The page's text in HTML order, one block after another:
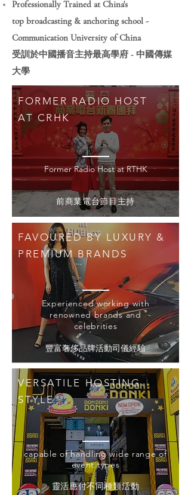
Professionally Trained at China's
top broadcasting & anchoring school -
Communication University of China
受訓於中國播音主持最高學府 - 中國傳媒
大學
FORMER RADIO HOST
AT CRHK
Former Radio Host at RTHK​
前商業電台節目主持
FAVOURED BY LUXURY &
PREMIUM BRANDS
Experienced working with
renowned brands and
celebrities
豐富奢侈品牌活動司儀經驗
VERSATILE HOSTING
STYLE
capable of handling wide range of
event types
靈活應付不同種類活動